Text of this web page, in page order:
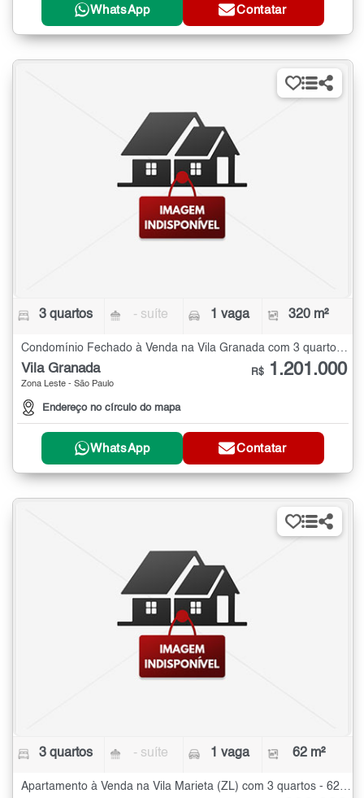
WhatsApp Contatar
3 quartos - suíte 1 vaga 320 m²
Condomínio Fechado à Venda na Vila Granada com 3 quartos - 320 m²
Vila Granada
Zona Leste - São Paulo
Endereço no círculo do mapa
R$ 1.201.000
WhatsApp Contatar
3 quartos - suíte 1 vaga 62 m²
Apartamento à Venda na Vila Marieta (ZL) com 3 quartos - 62 m²